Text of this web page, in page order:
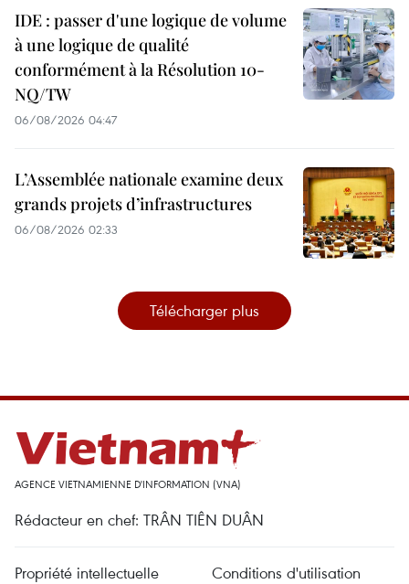
IDE : passer d'une logique de volume
à une logique de qualité
conformément à la Résolution 10-
NQ/TW
06/08/2026 04:47
L’Assemblée nationale examine deux
grands projets d’infrastructures
06/08/2026 02:33
Télécharger plus
AGENCE VIETNAMIENNE D'INFORMATION (VNA)
Rédacteur en chef: TRÂN TIÊN DUÂN
Propriété intellectuelle
Conditions d'utilisation